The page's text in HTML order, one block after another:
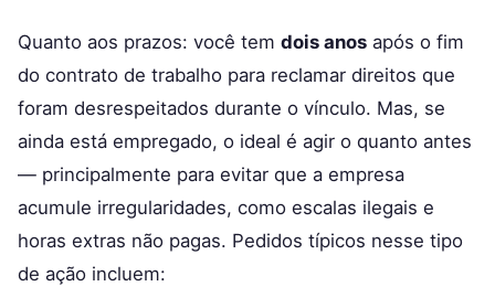
Quanto aos prazos: você tem dois anos após o fim
do contrato de trabalho para reclamar direitos que
foram desrespeitados durante o vínculo. Mas, se
ainda está empregado, o ideal é agir o quanto antes
— principalmente para evitar que a empresa
acumule irregularidades, como escalas ilegais e
horas extras não pagas. Pedidos típicos nesse tipo
de ação incluem: